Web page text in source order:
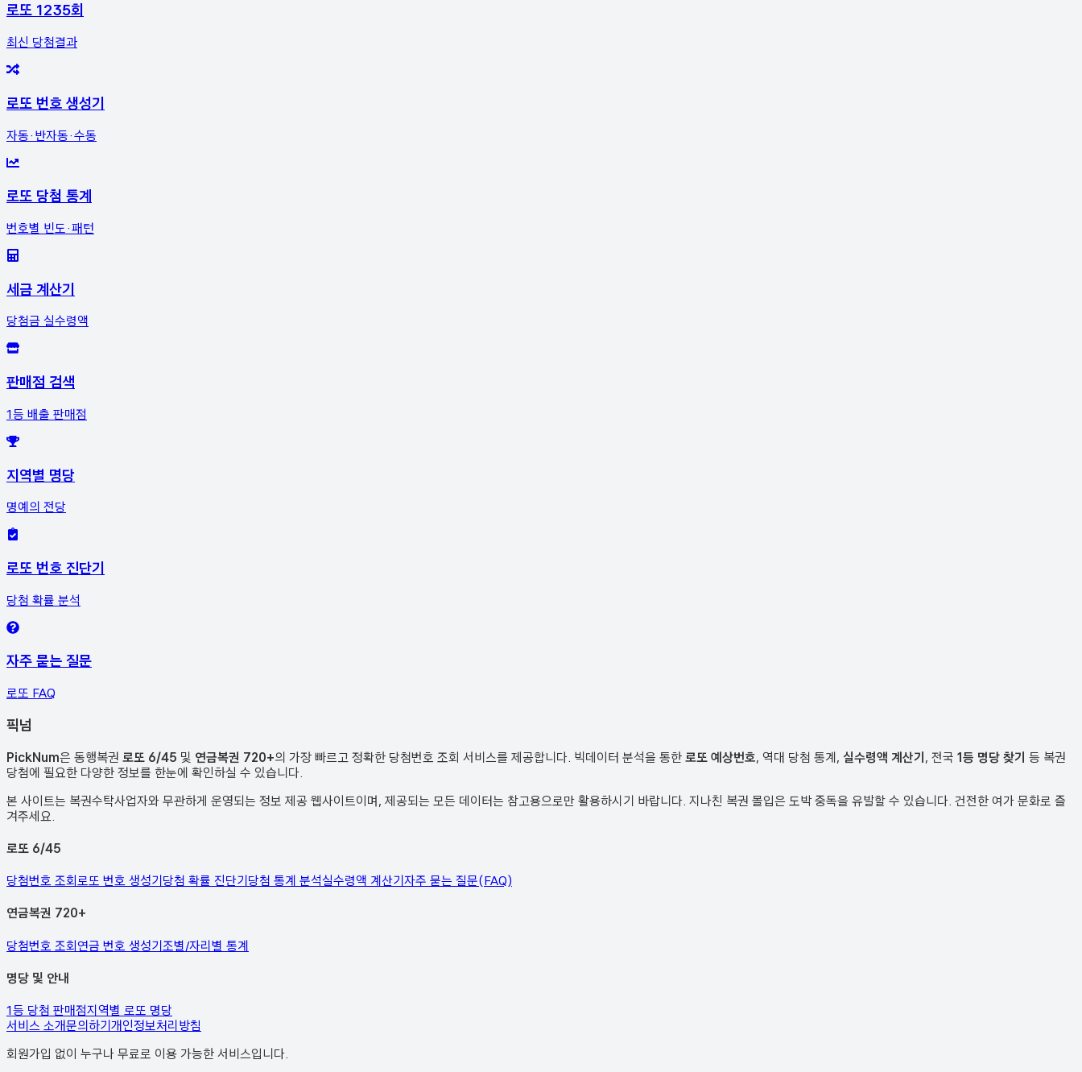
로또 1235회
최신 당첨결과
로또 번호 생성기
자동·반자동·수동
로또 당첨 통계
번호별 빈도·패턴
세금 계산기
당첨금 실수령액
판매점 검색
1등 배출 판매점
지역별 명당
명예의 전당
로또 번호 진단기
당첨 확률 분석
자주 묻는 질문
로또 FAQ
픽넘
PickNum은 동행복권 로또 6/45 및 연금복권 720+의 가장 빠르고 정확한 당첨번호 조회 서비스를 제공합니다. 빅데이터 분석을 통한 로또 예상번호, 역대 당첨 통계, 실수령액 계산기, 전국 1등 명당 찾기 등 복권
당첨에 필요한 다양한 정보를 한눈에 확인하실 수 있습니다.
본 사이트는 복권수탁사업자와 무관하게 운영되는 정보 제공 웹사이트이며, 제공되는 모든 데이터는 참고용으로만 활용하시기 바랍니다. 지나친 복권 몰입은 도박 중독을 유발할 수 있습니다. 건전한 여가 문화로 즐
겨주세요.
로또 6/45
당첨번호 조회로또 번호 생성기당첨 확률 진단기당첨 통계 분석실수령액 계산기자주 묻는 질문(FAQ)
연금복권 720+
당첨번호 조회연금 번호 생성기조별/자리별 통계
명당 및 안내
1등 당첨 판매점지역별 로또 명당
서비스 소개문의하기 개인정보처리방침
회원가입 없이 누구나 무료로 이용 가능한 서비스입니다.